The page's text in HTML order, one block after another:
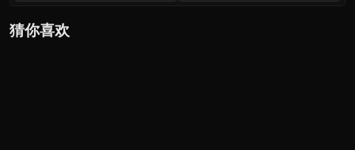
猜你喜欢